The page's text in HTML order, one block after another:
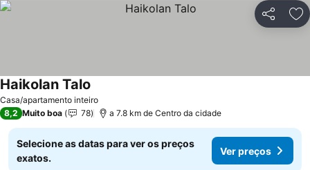
Partilhar
Casa/apartamento inteiro
Haikolan Talo
8,2 Muito boa 78 a 7.8 km de Centro da cidade
Selecione as datas para ver os preços
exatos.
Ver preços